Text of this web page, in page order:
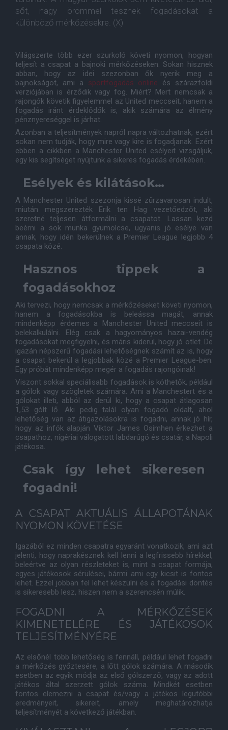
sőt, nagy örömmel tesznek fogadásokat a
különböző mérkőzésekre. (X)
Világszerte több ezer szurkoló követi nyomon, hogyan
teljesít a csapat a bajnoki mérkőzéseken. Sokan hisznek
abban, hogy az idei szezonban ők nyerik meg a
bajnokságot, ami a sportfogadás online és szárazföldi
verziójában is érződik vagy fog. Miért? Mert nemcsak a
rajongók követik figyelemmel az United meccseit, hanem a
fogadás iránt érdeklődők is, akik számára az élmény
pénznyereséggel is járhat.
Azonban a teljesítmények napról napra változhatnak, ezért
sokan nem tudják, hogy mire vagy kire is fogadjanak. Ezért
ebben a cikkben a Manchester United esélyeit vizsgáljuk,
egy kis segítséget nyújtunk a sikeres fogadás érdekében.
Esélyek és kilátások…
A Manchester United szezonja kissé zűrzavarosan indult,
miután megszerezték Erik ten Hag vezetőedzőt, aki
szeretné teljesen átformálni a csapatot. Lassan kezd
beérni a sok munka gyümölcse, ugyanis jó esélye van
annak, hogy idén bekerülnek a Premier League legjobb 4
csapata közé.
Hasznos tippek a
fogadásokhoz
Aki tervezi, hogy nemcsak a mérkőzéseket követi nyomon,
hanem a fogadásokba is beleássa magát, annak
mindenképp érdemes a Manchester United meccseit is
belekalkulálni. Elég csak a hagyományos hazai-vendég
fogadásokat megfigyelni, és máris kiderül, hogy jó ötlet. De
igazán népszerű fogadási lehetőségnek számít az is, hogy
a csapat bekerül a legjobbak közé a Premier League-ben.
Egy próbát mindenképp megér a fogadás rajongóinak!
Viszont sokkal speciálisabb fogadások is köthetők, például
a gólok vagy szögletek számára. Ami a Manchestert és a
gólokat illeti, abból az derül ki, hogy a csapat átlagosan
1,53 gólt lő. Aki pedig talál olyan fogadó oldalt, ahol
lehetőség van az átigazolásokra is fogadni, annak jó hír,
hogy az infók alapján Viktor James Osimhen érkezhet a
csapathoz, nigériai válogatott labdarúgó és csatár, a Napoli
játékosa.
Csak így lehet sikeresen
fogadni!
A CSAPAT AKTUÁLIS ÁLLAPOTÁNAK
NYOMON KÖVETÉSE
Igazából ez minden csapatra egyaránt vonatkozik, ami azt
jelenti, hogy naprakésznek kell lenni a legfrissebb hírekkel,
beleértve az olyan részleteket is, mint a csapat formája,
egyes játékosok sérülései, bármi ami egy kicsit is fontos
lehet. Ezzel jobban fel lehet készülni és a fogadási döntés
is sikeresebb lesz, hiszen nem a szerencsén múlik.
FOGADNI A MÉRKŐZÉSEK
KIMENETELÉRE ÉS JÁTÉKOSOK
TELJESÍTMÉNYÉRE
Az elsőnél több lehetőség is fennáll, például lehet fogadni
a mérkőzés győztesére, a lőtt gólok számára. A második
esetben az egyik módja az első gólszerző, vagy az adott
játékos által szerzett gólok száma. Mindkét esetben
fontos elemezni a csapat és/vagy a játékos legutóbbi
eredményeit, sikereit, amely meghatározhatja
teljesítményét a következő játékban.